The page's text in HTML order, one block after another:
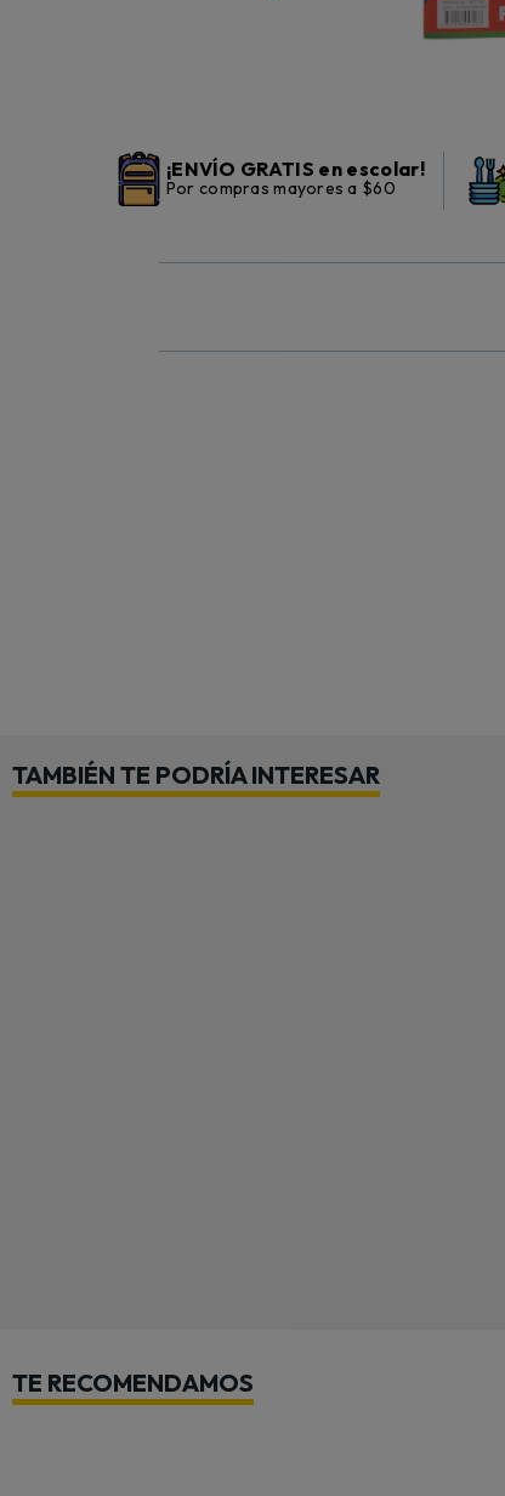
¡ENVÍO GRATIS en escolar!
Por compras mayores a $60
TAMBIÉN TE PODRÍA INTERESAR
TE RECOMENDAMOS